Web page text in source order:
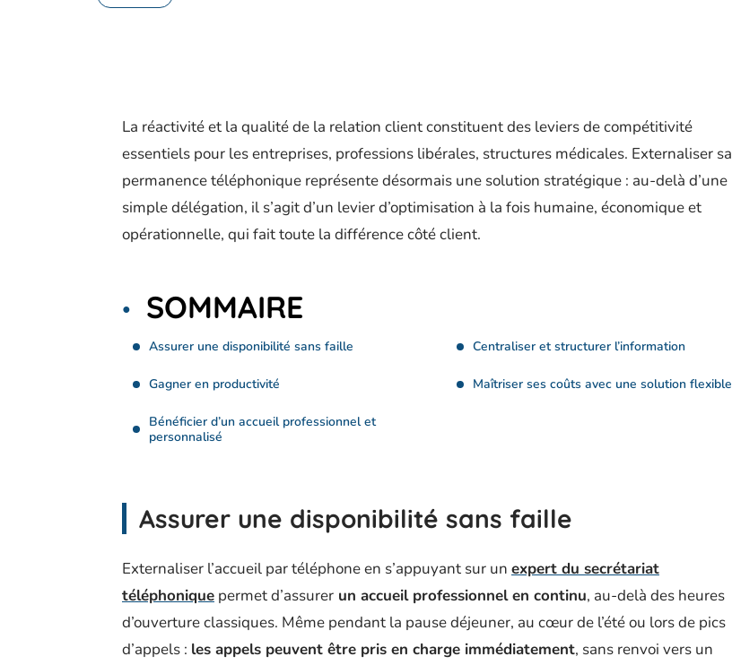
La réactivité et la qualité de la relation client constituent des leviers de compétitivité
essentiels pour les entreprises, professions libérales, structures médicales. Externaliser sa
permanence téléphonique représente désormais une solution stratégique : au-delà d’une
simple délégation, il s’agit d’un levier d’optimisation à la fois humaine, économique et
opérationnelle, qui fait toute la différence côté client.
SOMMAIRE
Assurer une disponibilité sans faille
Gagner en productivité
Bénéficier d’un accueil professionnel et
personnalisé
Centraliser et structurer l’information
Maîtriser ses coûts avec une solution flexible
Assurer une disponibilité sans faille
Externaliser l’accueil par téléphone en s’appuyant sur un expert du secrétariat
téléphonique permet d’assurer un accueil professionnel en continu, au-delà des heures
d’ouverture classiques. Même pendant la pause déjeuner, au cœur de l’été ou lors de pics
d’appels : les appels peuvent être pris en charge immédiatement, sans renvoi vers un